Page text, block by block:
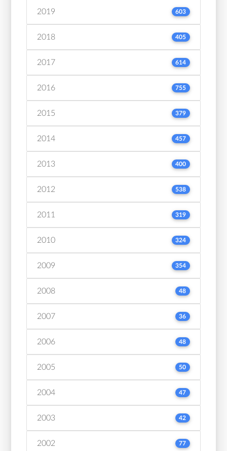
2019 603
2018 405
2017 614
2016 755
2015 379
2014 457
2013 400
2012 538
2011 319
2010 324
2009 354
2008 48
2007 36
2006 48
2005 50
2004 47
2003 42
2002 77